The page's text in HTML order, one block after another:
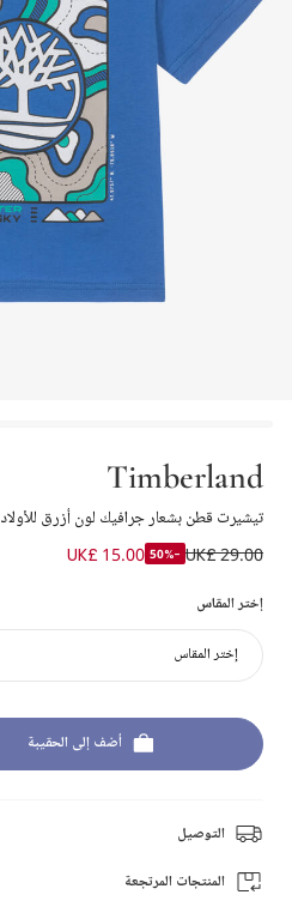
Timberland
تيشيرت قطن بشعار جرافيك لون أزرق للأولاد
UK£ 29.00
-50%
UK£ 15.00
إختر المقاس
إختر المقاس
أضف إلى الحقيبة
التوصيل
المنتجات المرتجعة